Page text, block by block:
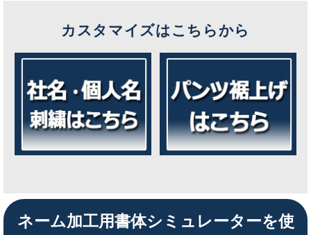
カスタマイズはこちらから
ネーム加工用書体シミュレーターを使